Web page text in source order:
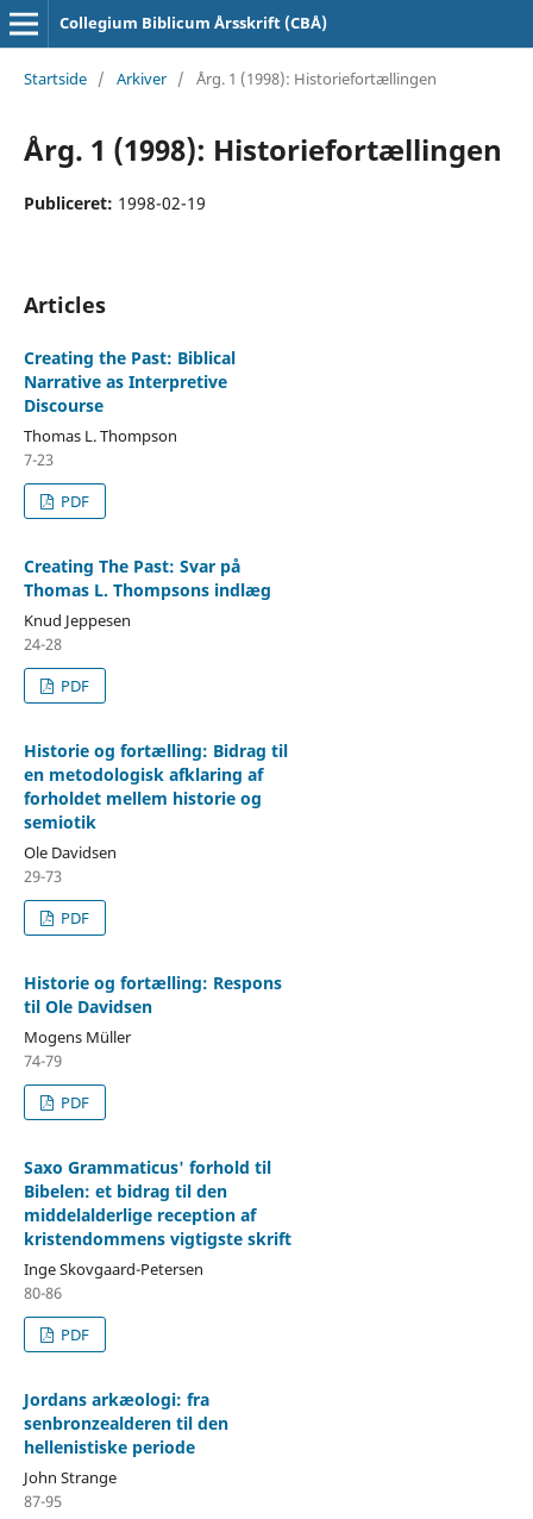
Collegium Biblicum Årsskrift (CBÅ)
Startside / Arkiver / Årg. 1 (1998): Historiefortællingen
Årg. 1 (1998): Historiefortællingen
Publiceret: 1998-02-19
Articles
Creating the Past: Biblical
Narrative as Interpretive
Discourse
Thomas L. Thompson
7-23
PDF
Creating The Past: Svar på
Thomas L. Thompsons indlæg
Knud Jeppesen
24-28
PDF
Historie og fortælling: Bidrag til
en metodologisk afklaring af
forholdet mellem historie og
semiotik
Ole Davidsen
29-73
PDF
Historie og fortælling: Respons
til Ole Davidsen
Mogens Müller
74-79
PDF
Saxo Grammaticus' forhold til
Bibelen: et bidrag til den
middelalderlige reception af
kristendommens vigtigste skrift
Inge Skovgaard-Petersen
80-86
PDF
Jordans arkæologi: fra
senbronzealderen til den
hellenistiske periode
John Strange
87-95